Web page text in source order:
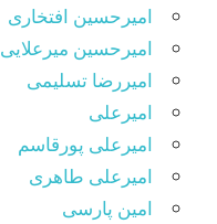
امیرحسین افتخاری
امیرحسین میرعلایی
امیررضا تسلیمی
امیرعلی
امیرعلی پورقاسم
امیرعلی طاهری
امین پارسی